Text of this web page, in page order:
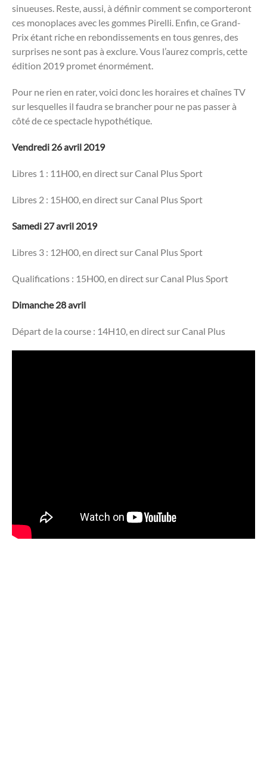
sinueuses. Reste, aussi, à définir comment se comporteront
ces monoplaces avec les gommes Pirelli. Enfin, ce Grand-
Prix étant riche en rebondissements en tous genres, des
surprises ne sont pas à exclure. Vous l’aurez compris, cette
édition 2019 promet énormément.
Pour ne rien en rater, voici donc les horaires et chaînes TV
sur lesquelles il faudra se brancher pour ne pas passer à
côté de ce spectacle hypothétique.
Vendredi 26 avril 2019
Libres 1 : 11H00, en direct sur Canal Plus Sport
Libres 2 : 15H00, en direct sur Canal Plus Sport
Samedi 27 avril 2019
Libres 3 : 12H00, en direct sur Canal Plus Sport
Qualifications : 15H00, en direct sur Canal Plus Sport
Dimanche 28 avril
Départ de la course : 14H10, en direct sur Canal Plus